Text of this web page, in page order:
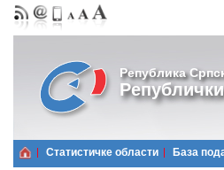
Република
Статистичке области Базa